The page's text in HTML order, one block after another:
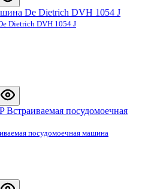
Dietrich DVH 1054 J
посудомоечная машина